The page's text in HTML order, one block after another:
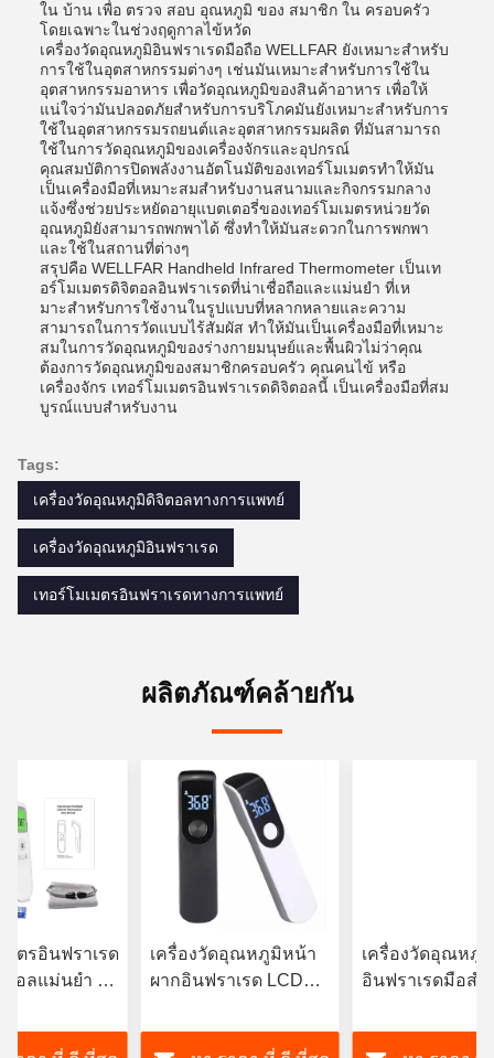
ใน บ้าน เพื่อ ตรวจ สอบ อุณหภูมิ ของ สมาชิก ใน ครอบครัว
โดยเฉพาะในช่วงฤดูกาลไข้หวัด
เครื่องวัดอุณหภูมิอินฟราเรดมือถือ WELLFAR ยังเหมาะสําหรับ
การใช้ในอุตสาหกรรมต่างๆ เช่นมันเหมาะสําหรับการใช้ใน
อุตสาหกรรมอาหาร เพื่อวัดอุณหภูมิของสินค้าอาหาร เพื่อให้
แน่ใจว่ามันปลอดภัยสําหรับการบริโภคมันยังเหมาะสําหรับการ
ใช้ในอุตสาหกรรมรถยนต์และอุตสาหกรรมผลิต ที่มันสามารถ
ใช้ในการวัดอุณหภูมิของเครื่องจักรและอุปกรณ์
คุณสมบัติการปิดพลังงานอัตโนมัติของเทอร์โมเมตรทําให้มัน
เป็นเครื่องมือที่เหมาะสมสําหรับงานสนามและกิจกรรมกลาง
แจ้งซึ่งช่วยประหยัดอายุแบตเตอรี่ของเทอร์โมเมตรหน่วยวัด
อุณหภูมิยังสามารถพกพาได้ ซึ่งทําให้มันสะดวกในการพกพา
และใช้ในสถานที่ต่างๆ
สรุปคือ WELLFAR Handheld Infrared Thermometer เป็นเท
อร์โมเมตรดิจิตอลอินฟราเรดที่น่าเชื่อถือและแม่นยํา ที่เห
มาะสําหรับการใช้งานในรูปแบบที่หลากหลายและความ
สามารถในการวัดแบบไร้สัมผัส ทําให้มันเป็นเครื่องมือที่เหมาะ
สมในการวัดอุณหภูมิของร่างกายมนุษย์และพื้นผิวไม่ว่าคุณ
ต้องการวัดอุณหภูมิของสมาชิกครอบครัว คุณคนไข้ หรือ
เครื่องจักร เทอร์โมเมตรอินฟราเรดดิจิตอลนี้ เป็นเครื่องมือที่สม
บูรณ์แบบสําหรับงาน
Tags:
เครื่องวัดอุณหภูมิดิจิตอลทางการแพทย์
เครื่องวัดอุณหภูมิอินฟราเรด
เทอร์โมเมตรอินฟราเรดทางการแพทย์
ผลิตภัณฑ์คล้ายกัน
มตรอินฟราเรด
อลแม่นยํา ไม่
เครื่องวัดอุณหภูมิหน้า
ผากอินฟราเรด LCD
อุณหภูมิร่างกาย
เครื่องวัดอุณหภูมิ
อินฟราเรดมือสํา